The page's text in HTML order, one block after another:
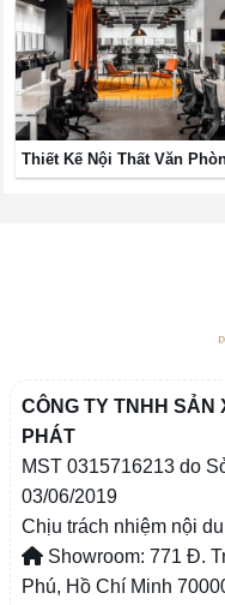
Thiết Kế Nội Thất Văn
CÔNG TY TNHH SẢN
PHÁT
MST 0315716213 do
03/06/2019
Chịu trách nhiệm nội
Showroom: 771 Đ.
Phú, Hồ Chí Minh